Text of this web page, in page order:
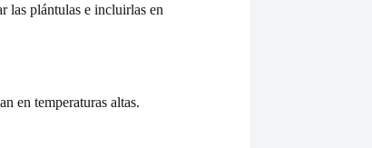
las plántulas e incluirlas en
en temperaturas altas.